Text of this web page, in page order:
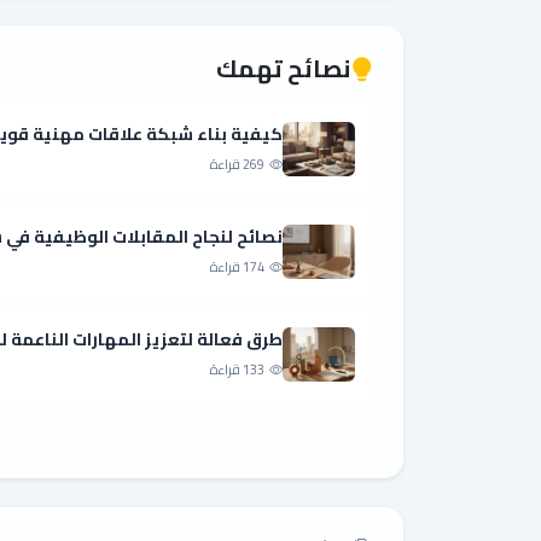
نصائح تهمك
كيفية بناء شبكة علاقات مهنية
269 قراءة
نصائح لنجاح المقابلات
174 قراءة
طرق فعالة لتعزيز المهارات
133 قراءة